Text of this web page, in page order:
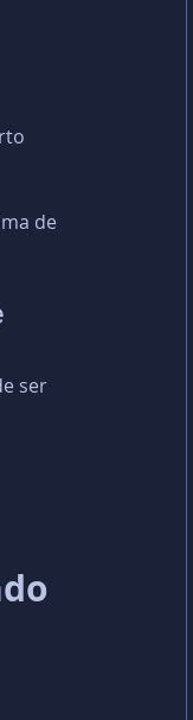
de
ser